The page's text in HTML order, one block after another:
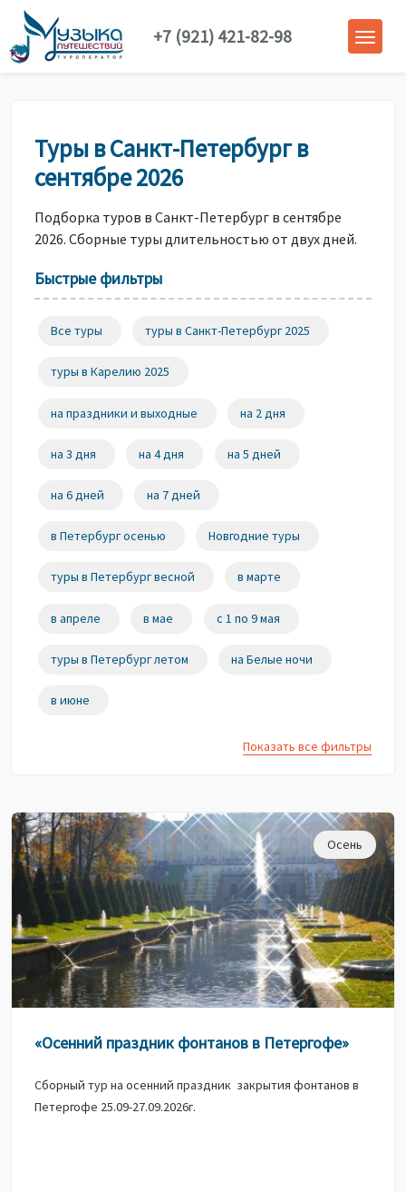
+7 (921) 421-82-98
Туры в Санкт-Петербург в
сентябре 2026
Подборка туров в Санкт-Петербург в сентябре
2026. Сборные туры длительностью от двух дней.
Быстрые фильтры
Все туры туры в Санкт-Петербург 2025
туры в Карелию 2025
на праздники и выходные на 2 дня
на 3 дня на 4 дня на 5 дней
на 6 дней на 7 дней
в Петербург осенью Новгодние туры
туры в Петербург весной в марте
в апреле в мае с 1 по 9 мая
туры в Петербург летом на Белые ночи
в июне
Показать все фильтры
Осень
«Осенний праздник фонтанов в Петергофе»
Сборный тур на осенний праздник закрытия фонтанов в
Петергофе 25.09-27.09.2026г.